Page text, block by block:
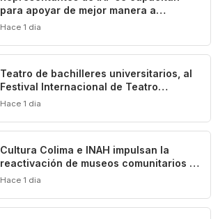
para apoyar de mejor manera a
población vulnerable del estado de
Hace 1 dia
Teatro de bachilleres universitarios, al
Festival Internacional de Teatro
Universitario de la UNAM
Hace 1 dia
Cultura Colima e INAH impulsan la
reactivación de museos comunitarios en
el estado
Hace 1 dia